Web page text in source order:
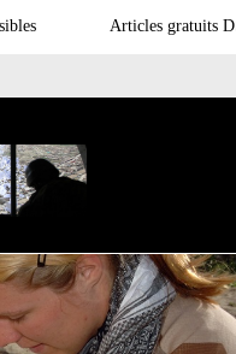
Articles gratuits DSI